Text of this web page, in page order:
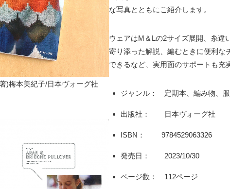
)梅本美紀子/日本ヴォーグ社
な写真とともにご紹介します。
ウェアはM＆Lの2サイズ展開、糸違
寄り添った解説、編むときに便利な
できるなど、実用面のサポートも充
ジャンル： 定期本、編み物、服
出版社： 日本ヴォーグ社
ISBN： 9784529063326
発売日： 2023/10/30
ページ数： 112ページ